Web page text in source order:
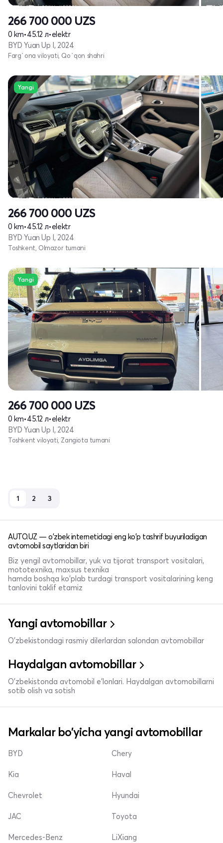
266 700 000 UZS
0 km•45.12 л•elektr
BYD Yuan Up I, 2024
Farg`ona viloyati, Qo`qon shahri
Yangi
266 700 000 UZS
0 km•45.12 л•elektr
BYD Yuan Up I, 2024
Toshkent, Olmazor tumani
Yangi
266 700 000 UZS
0 km•45.12 л•elektr
BYD Yuan Up I, 2024
Toshkent viloyati, Zangiota tumani
1 2 3
AUTO.UZ — o'zbek internetidagi eng ko'p tashrif buyuriladigan
avtomobil saytlaridan biri
Biz yengil avtomobillar, yuk va tijorat transport vositalari,
mototexnika, maxsus texnika
hamda boshqa ko'plab turdagi transport vositalarining keng
tanlovini taklif etamiz
Yangi avtomobillar
O'zbekistondagi rasmiy dilerlardan salondan avtomobillar
Haydalgan avtomobillar
O'zbekistonda avtomobil e’lonlari. Haydalgan avtomobillarni
sotib olish va sotish
Markalar bo'yicha yangi avtomobillar
BYD
Kia
Chevrolet
Chery
Haval
Hyundai
JAC
Mercedes-Benz
Toyota
LiXiang